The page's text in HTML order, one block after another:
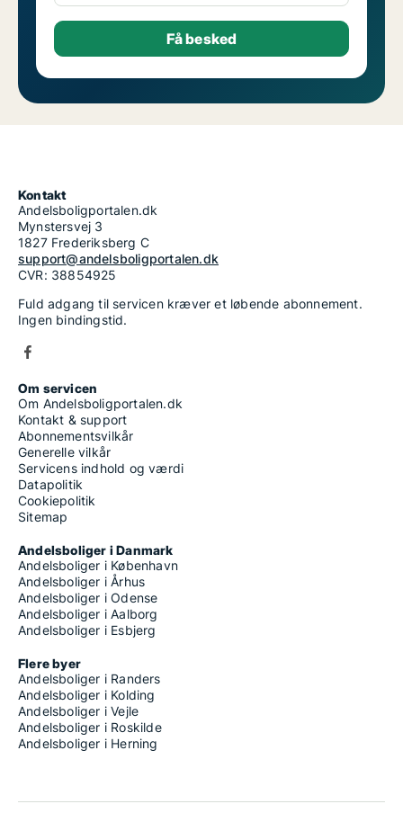
Kontakt
Andelsboligportalen.dk
Mynstersvej 3
1827 Frederiksberg C
support@andelsboligportalen.dk
CVR: 38854925
Fuld adgang til servicen kræver et løbende abonnement.
Ingen bindingstid.
Om servicen
Om Andelsboligportalen.dk
Kontakt & support
Abonnementsvilkår
Generelle vilkår
Servicens indhold og værdi
Datapolitik
Cookiepolitik
Sitemap
Andelsboliger i Danmark
Andelsboliger i København
Andelsboliger i Århus
Andelsboliger i Odense
Andelsboliger i Aalborg
Andelsboliger i Esbjerg
Flere byer
Andelsboliger i Randers
Andelsboliger i Kolding
Andelsboliger i Vejle
Andelsboliger i Roskilde
Andelsboliger i Herning